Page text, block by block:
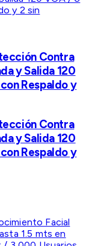
Contra
y Salida 120
Respaldo y
Contra
y Salida 120
Respaldo y